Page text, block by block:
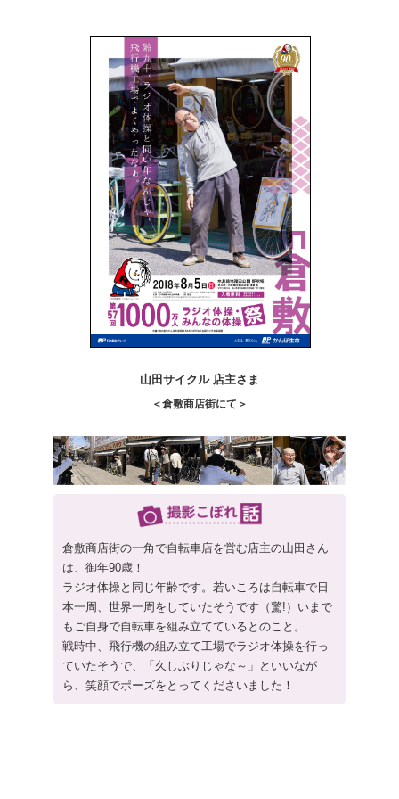
山田サイクル 店主さま
＜倉敷商店街にて＞
倉敷商店街の一角で自転車店を営む店主の山田さん
は、御年90歳！
ラジオ体操と同じ年齢です。若いころは自転車で日
本一周、世界一周をしていたそうです（驚!）いまで
もご自身で自転車を組み立てているとのこと。
戦時中、飛行機の組み立て工場でラジオ体操を行っ
ていたそうで、「久しぶりじゃな～」といいなが
ら、笑顔でポーズをとってくださいました！